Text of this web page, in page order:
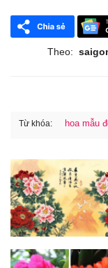
Theo:
Từ khóa: hoa mẫu